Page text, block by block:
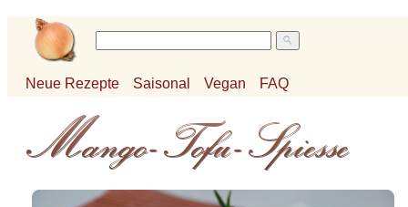
Neue Rezepte Saisonal Vegan FAQ